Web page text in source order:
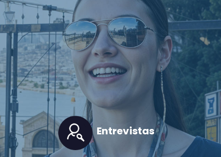
Entrevistas